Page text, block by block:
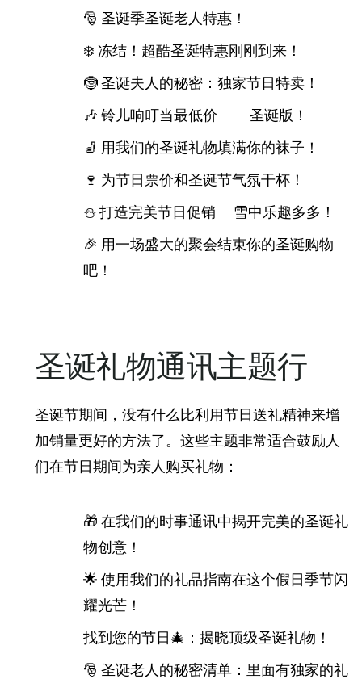
🎅 圣诞季圣诞老人特惠！
❄️ 冻结！超酷圣诞特惠刚刚到来！
🤶 圣诞夫人的秘密：独家节日特卖！
🎶 铃儿响叮当最低价 — — 圣诞版！
🧦 用我们的圣诞礼物填满你的袜子！
🍷 为节日票价和圣诞节气氛干杯！
⛄ 打造完美节日促销 — 雪中乐趣多多！
🎉 用一场盛大的聚会结束你的圣诞购物
吧！
圣诞礼物通讯主题行
圣诞节期间，没有什么比利用节日送礼精神来增
加销量更好的方法了。这些主题非常适合鼓励人
们在节日期间为亲人购买礼物：
🎁 在我们的时事通讯中揭开完美的圣诞礼
物创意！
🌟 使用我们的礼品指南在这个假日季节闪
耀光芒！
找到您的节日🎄：揭晓顶级圣诞礼物！
🎅 圣诞老人的秘密清单：里面有独家的礼